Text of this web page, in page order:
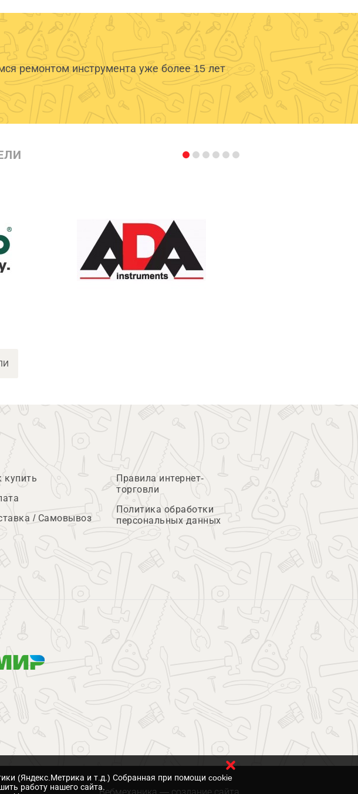
ремонтом инструмента уже более 15 лет
купить
/ Самовывоз
Правила интернет-
торговли
Политика обработки
персональных данных
Вебмеханика — создание сайта
(Яндекс.Метрика и т.д.) Собранная при помощи cookie
работу нашего сайта.